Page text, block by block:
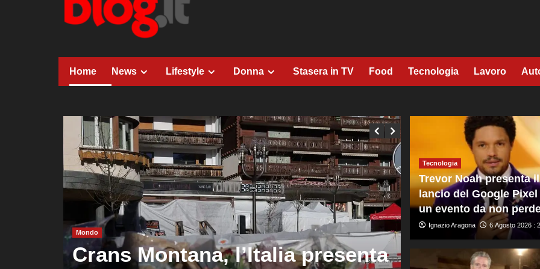
Home News Lifestyle Donna Stasera in TV Food Tecnologia Lavoro
Mondo
Crans Montana, l’Italia presenta
81°
Tecnologia
Trevor Noah presenta il
lancio del Google Pixel
un evento da non
Ignazio Aragona 6 Agosto 2026 :